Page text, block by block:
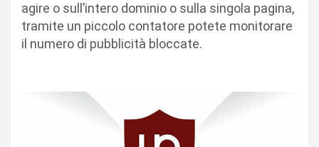
agire o sull’intero dominio o sulla singola pagina,
tramite un piccolo contatore potete monitorare
il numero di pubblicità bloccate.